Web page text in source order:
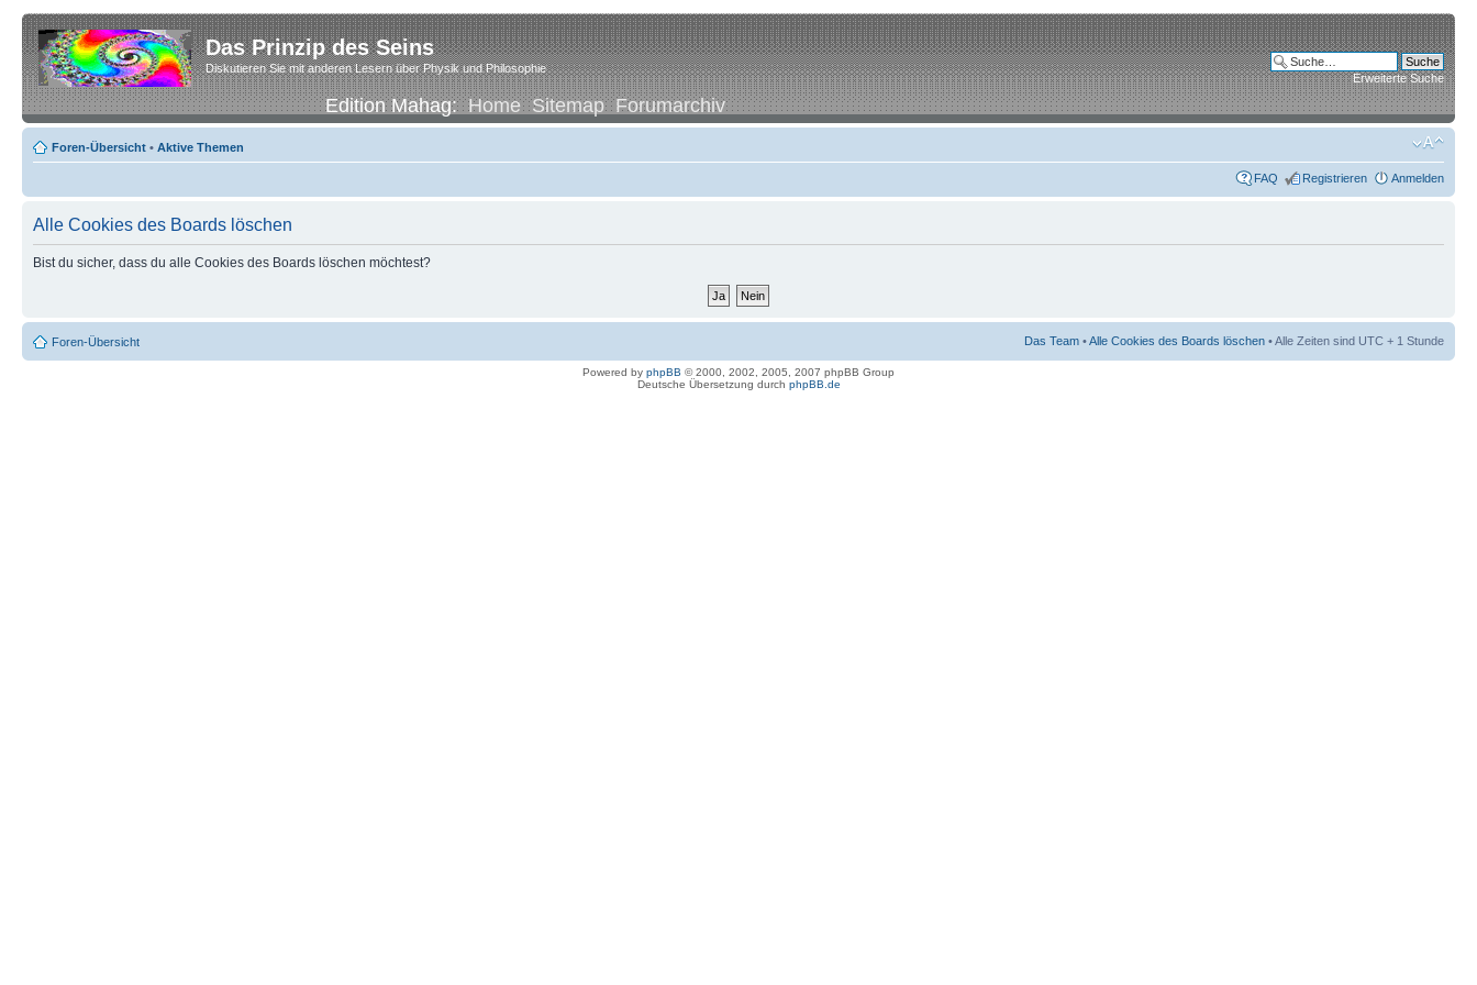
Das Prinzip des Seins
Diskutieren Sie mit anderen Lesern über Physik und Philosophie
Edition Mahag:Home Sitemap Forumarchiv
Erweiterte Suche
Foren-Übersicht • Aktive Themen
FAQ Registrieren Anmelden
Alle Cookies des Boards löschen
Bist du sicher, dass du alle Cookies des Boards löschen möchtest?
Foren-Übersicht Das Team •Alle Cookies des Boards löschen • Alle Zeiten sind UTC + 1 Stunde
Powered by phpBB © 2000, 2002, 2005, 2007 phpBB Group
Deutsche Übersetzung durch phpBB.de